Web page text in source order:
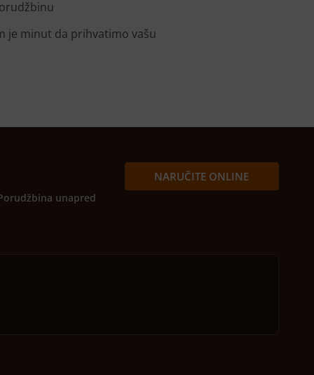
je minut da prihvatimo vašu
unapred
NARUČITE ONLINE